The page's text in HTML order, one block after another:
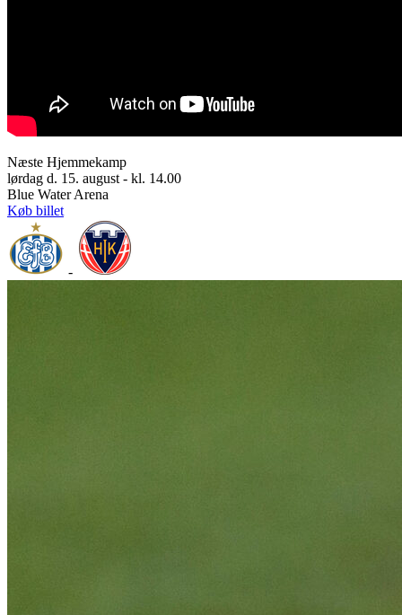
Næste Hjemmekamp
lørdag d. 15. august - kl. 14.00
Blue Water Arena
Køb billet
-